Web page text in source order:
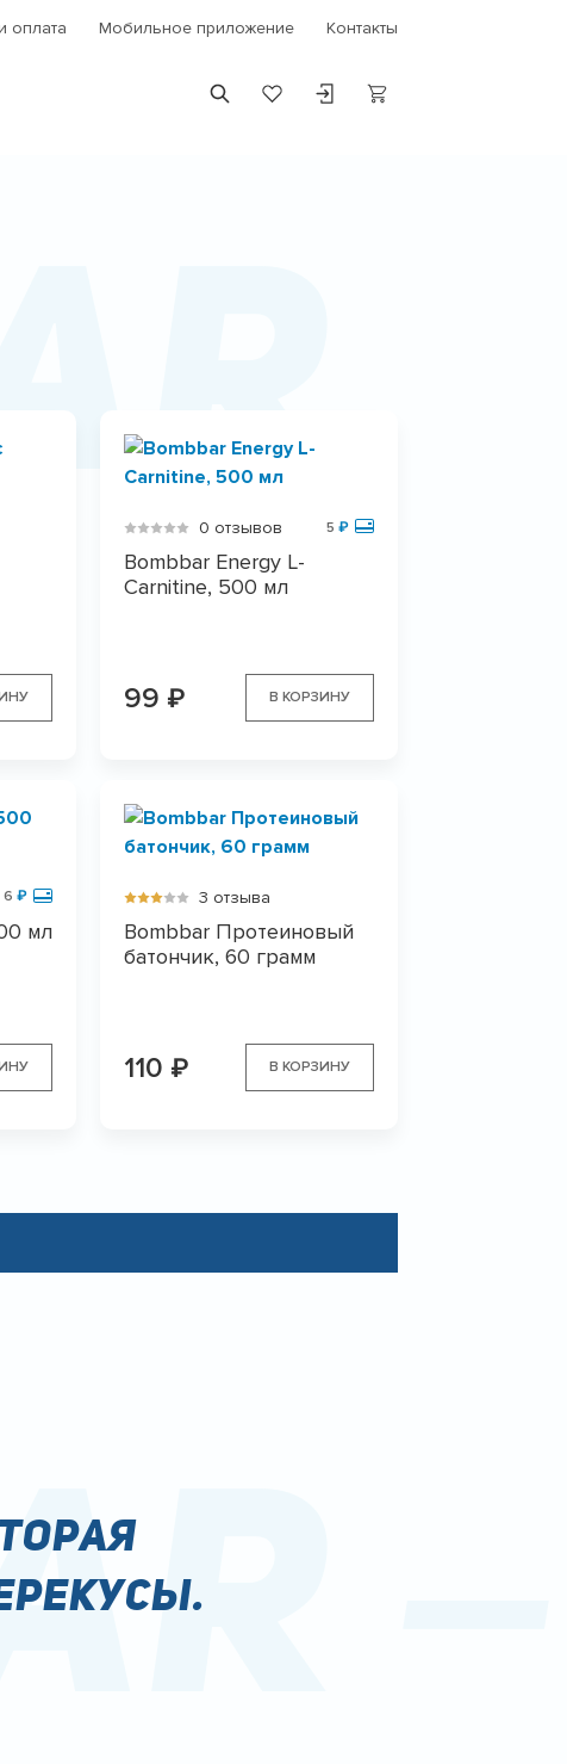
оплата Мобильное приложение Контакты
0 отзывов 5 ₽
Bombbar Energy L-
Carnitine, 500 мл
99 ₽ В КОРЗИНУ
6 ₽
мл
3 отзыва
Bombbar Протеиновый
батончик, 60 грамм
110 ₽ В КОРЗИНУ